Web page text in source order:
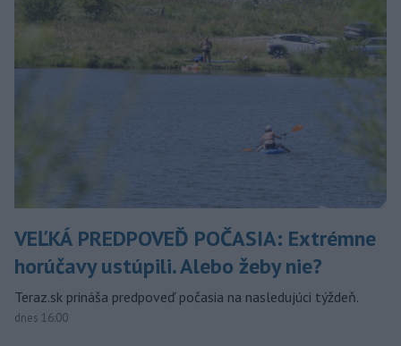
VEĽKÁ PREDPOVEĎ POČASIA: Extrémne
horúčavy ustúpili. Alebo žeby nie?
Teraz.sk prináša predpoveď počasia na nasledujúci týždeň.
dnes 16:00